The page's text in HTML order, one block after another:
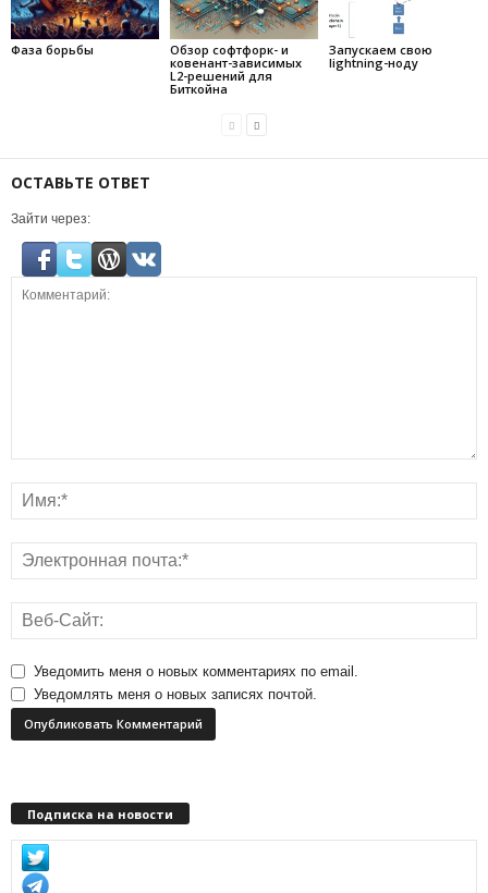
Фаза борьбы
Обзор софтфорк- и
ковенант-зависимых
L2-решений для
Биткойна
Запускаем свою
lightning-ноду
ОСТАВЬТЕ ОТВЕТ
Зайти через:
Уведомить меня о новых комментариях по email.
Уведомлять меня о новых записях почтой.
Подписка на новости